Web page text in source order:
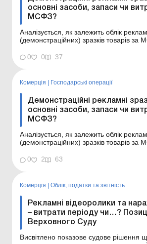
основні засоби, запаси чи
МСФЗ?
Аналізується, як залежить облік
(демонстраційних) зразків товарів за
рекомендації щодо облікової політики
цього питання. Баланс № 19 від 12
або інноваційно...
0 0 37
Комерція Господарські операції
Демонстраційні рекламні
основні засоби, запаси чи
МСФЗ?
Аналізується, як залежить облік
(демонстраційних) зразків товарів за
рекомендації щодо облікової політики
цього питання. Підприємства, що
використовують демо...
0 2 63
Комерція | Облік, податки та звiтнiсть
Рекламні відеоролики та
– витрати періоду чи…?
Верховного Суду
Висвітлено показове судове рішення